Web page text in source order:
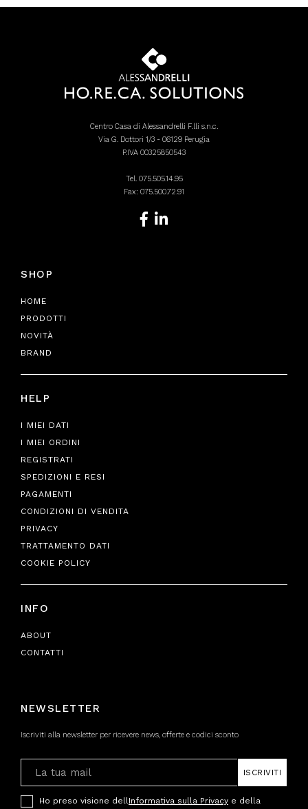
Centro Casa di Alessandrelli F.lli s.n.c.
Via G. Dottori 1/3 - 06129 Perugia
P.IVA 00325850543
Tel. 075.505.14.95
Fax: 075.500.72.91
SHOP
HOME
PRODOTTI
NOVITÀ
BRAND
HELP
I MIEI DATI
I MIEI ORDINI
REGISTRATI
SPEDIZIONI E RESI
PAGAMENTI
CONDIZIONI DI VENDITA
PRIVACY
TRATTAMENTO DATI
COOKIE POLICY
INFO
ABOUT
CONTATTI
NEWSLETTER
Iscriviti alla newsletter per ricevere news, offerte e codici sconto
ISCRIVITI
Ho preso visione dell Informativa sulla Privacy e della